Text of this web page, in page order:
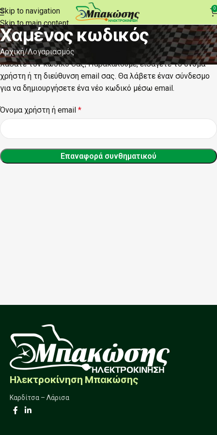
Skip to navigation
Skip to main content
0
Χαμένος κωδικός
Αρχική Λογαριασμός
Χάσατε τον κωδικό σας; Παρακαλούμε, εισάγετε το όνομα
χρήστη ή τη διεύθυνση email σας. Θα λάβετε έναν σύνδεσμο
για να δημιουργήσετε ένα νέο κωδικό μέσω email.
Όνομα χρήστη ή email *
Επαναφορά συνθηματικού
Ηλεκτροκίνηση Μπακώσης
Καρδίτσα – Λάρισα